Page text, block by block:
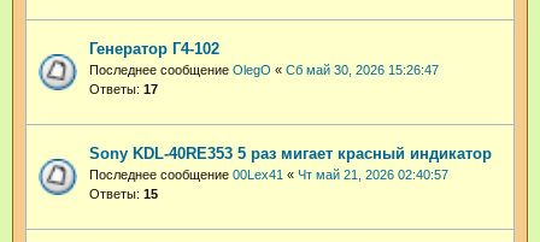
Генератор Г4-102
Последнее сообщение OlegO « Сб май 30, 2026 15:26:47
Ответы: 17
Sony KDL-40RE353 5 раз мигает красный индикатор
Последнее сообщение 00Lex41 « Чт май 21, 2026 02:40:57
Ответы: 15